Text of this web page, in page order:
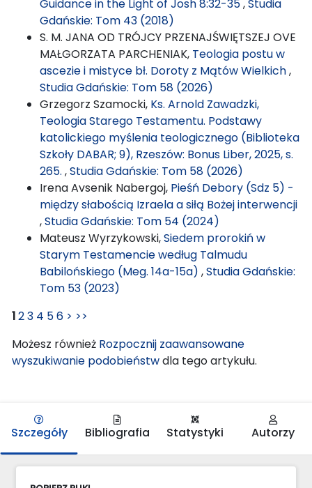
Guidance in the Light of Josh 8:32-35,Studia
Gdańskie: Tom 43 (2018)
S. M. JANA OD TRÓJCY PRZENAJŚWIĘTSZEJ OVE
MAŁGORZATA PARCHENIAK, Teologia postu w
ascezie i mistyce bł. Doroty z Mątów Wielkich,
Studia Gdańskie: Tom 58 (2026)
Grzegorz Szamocki, Ks. Arnold Zawadzki,
Teologia Starego Testamentu. Podstawy
katolickiego myślenia teologicznego (Biblioteka
Szkoły DABAR; 9), Rzeszów: Bonus Liber, 2025, s.
265. ,Studia Gdańskie: Tom 58 (2026)
Irena Avsenik Nabergoj, Pieśń Debory (Sdz 5) -
między słabością Izraela a siłą Bożej interwencji
,Studia Gdańskie: Tom 54 (2024)
Mateusz Wyrzykowski,Siedem prorokiń w
Starym Testamencie według Talmudu
Babilońskiego (Meg. 14a-15a) ,Studia Gdańskie:
Tom 53 (2023)
123 4 56 > >>
Możesz również Rozpocznij zaawansowane
wyszukiwanie podobieństwdla tego artykułu.
Szczegóły Bibliografia Statystyki Autorzy